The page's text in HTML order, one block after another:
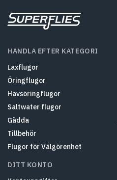
HANDLA EFTER KATEGORI
Laxflugor
Öringflugor
Havsöringflugor
Saltwater flugor
Gädda
Tillbehör
Flugor för Välgörenhet
DITT KONTO